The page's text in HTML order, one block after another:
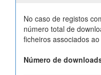
No caso de registos
número total de
ficheiros associados
Número de